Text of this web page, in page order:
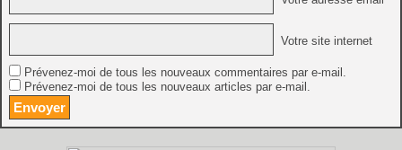
Votre site internet
Prévenez-moi de tous les nouveaux commentaires par e-mail.
Prévenez-moi de tous les nouveaux articles par e-mail.